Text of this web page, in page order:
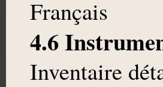
Français
4.6
Inventaire